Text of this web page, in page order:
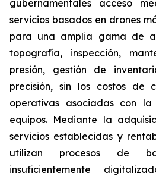
gubernamentales acceso
servicios basados en drones
para una amplia gama de
topografía, inspección,
presión, gestión de
precisión, sin los costos de
operativas asociadas con
equipos. Mediante la
servicios establecidas y
utilizan procesos de
insuficientemente